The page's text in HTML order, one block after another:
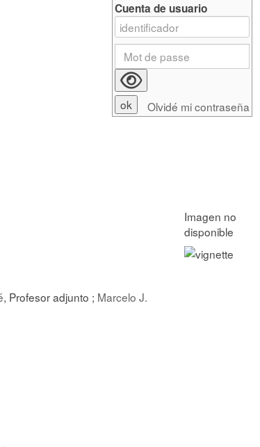
, Profesor adjunto ; Marcelo J.
Cuenta de usuario
Olvidé mi contraseña